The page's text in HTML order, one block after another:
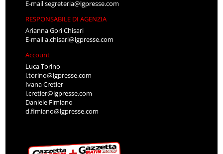
E-mailsegreteria@lgpresse.com
RESPONSABILE DI AGENZIA
Arianna Gori Chisari
E-maila.chisari@lgpresse.com
Account
Luca Torino
l.torino@lgpresse.com
Ivana Cretier
i.cretier@lgpresse.com
Daniele Fimiano
d.fimiano@lgpresse.com